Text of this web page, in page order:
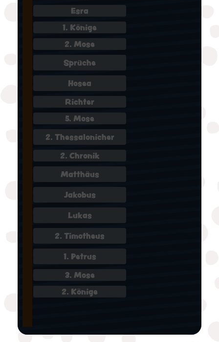
Esra
1. Könige
2. Mose
Sprüche
Hosea
Richter
5. Mose
2. Thessalonicher
2. Chronik
Matthäus
Jakobus
Lukas
2. Timotheus
1. Petrus
3. Mose
2. Könige